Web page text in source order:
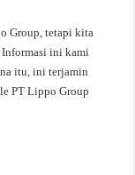
Group, tetapi kita
Informasi ini kami
itu, ini terjamin
PT Lippo Group